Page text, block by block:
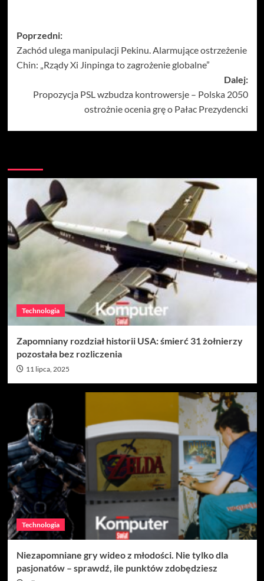
Zobacz
wpisy
Poprzedni:
Zachód ulega manipulacji Pekinu. Alarmujące ostrzeżenie
Chin: „Rządy Xi Jinpinga to zagrożenie globalne”
Dalej:
Propozycja PSL wzbudza kontrowersje – Polska 2050
ostrożnie ocenia grę o Pałac Prezydencki
Technologia
Zapomniany rozdział historii USA: śmierć 31 żołnierzy
pozostała bez rozliczenia
11 lipca, 2025
Technologia
Niezapomniane gry wideo z młodości. Nie tylko dla
pasjonatów – sprawdź, ile punktów zdobędziesz